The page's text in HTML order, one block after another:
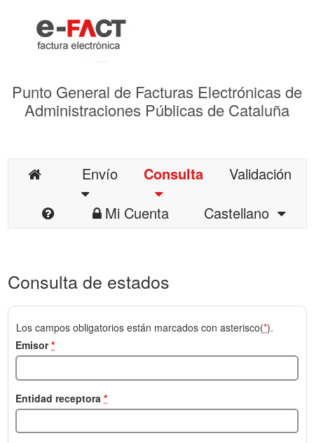
Punto General de Facturas Electrónicas de
Administraciones Públicas de Cataluña
Envío Consulta
Validación
Mi Cuenta
Castellano
Consulta de estados
Los campos obligatorios están marcados con asterisco(*).
Emisor*
Entidad receptora *